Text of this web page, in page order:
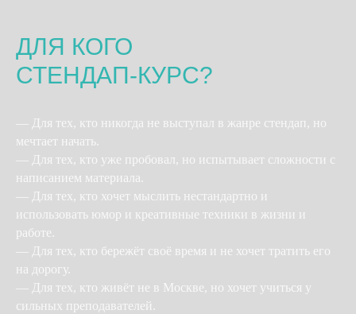
ДЛЯ КОГО
СТЕНДАП-КУРС?
— Для тех, кто никогда не выступал в жанре стендап, но
мечтает начать.
— Для тех, кто уже пробовал, но испытывает сложности с
написанием материала.
— Для тех, кто хочет мыслить нестандартно и
использовать юмор и креативные техники в жизни и
работе.
— Для тех, кто бережёт своё время и не хочет тратить его
на дорогу.
— Для тех, кто живёт не в Москве, но хочет учиться у
сильных преподавателей.